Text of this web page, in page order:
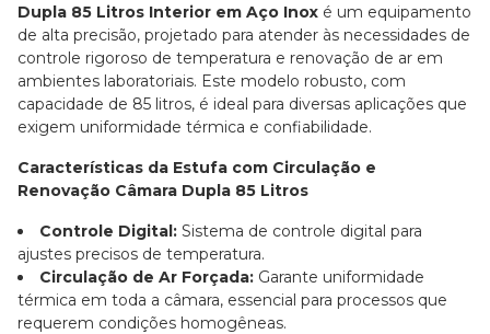
Dupla 85 Litros Interior em Aço Inox é um equipamento
de alta precisão, projetado para atender às necessidades de
controle rigoroso de temperatura e renovação de ar em
ambientes laboratoriais. Este modelo robusto, com
capacidade de 85 litros, é ideal para diversas aplicações que
exigem uniformidade térmica e confiabilidade.
Características da Estufa com Circulação e
Renovação Câmara Dupla 85 Litros
Controle Digital: Sistema de controle digital para
ajustes precisos de temperatura.
Circulação de Ar Forçada: Garante uniformidade
térmica em toda a câmara, essencial para processos que
requerem condições homogêneas.